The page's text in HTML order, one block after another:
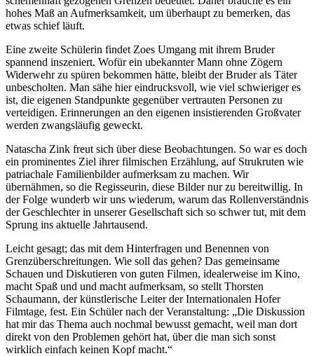
hohes Maß an Aufmerksamkeit, um überhaupt zu bemerken, das
etwas schief läuft.
Eine zweite Schülerin findet Zoes Umgang mit ihrem Bruder
spannend inszeniert. Wofür ein ubekannter Mann ohne Zögern
Widerwehr zu spüren bekommen hätte, bleibt der Bruder als Täter
unbescholten. Man sähe hier eindrucksvoll, wie viel schwieriger es
ist, die eigenen Standpunkte gegenüber vertrauten Personen zu
verteidigen. Erinnerungen an den eigenen insistierenden Großvater
werden zwangsläufig geweckt.
Natascha Zink freut sich über diese Beobachtungen. So war es doch
ein prominentes Ziel ihrer filmischen Erzählung, auf Strukruten wie
patriachale Familienbilder aufmerksam zu machen. Wir
übernähmen, so die Regisseurin, diese Bilder nur zu bereitwillig. In
der Folge wunderb wir uns wiederum, warum das Rollenverständnis
der Geschlechter in unserer Gesellschaft sich so schwer tut, mit dem
Sprung ins aktuelle Jahrtausend.
Leicht gesagt; das mit dem Hinterfragen und Benennen von
Grenzüberschreitungen. Wie soll das gehen? Das gemeinsame
Schauen und Diskutieren von guten Filmen, idealerweise im Kino,
macht Spaß und und macht aufmerksam, so stellt Thorsten
Schaumann, der künstlerische Leiter der Internationalen Hofer
Filmtage, fest. Ein Schüler nach der Veranstaltung: „Die Diskussion
hat mir das Thema auch nochmal bewusst gemacht, weil man dort
direkt von den Problemen gehört hat, über die man sich sonst
wirklich einfach keinen Kopf macht.“